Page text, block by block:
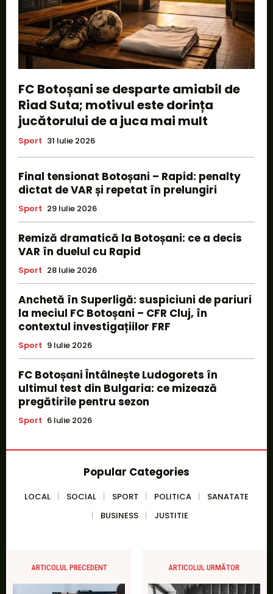
FC Botoșani se desparte amiabil de
Riad Suta; motivul este dorința
jucătorului de a juca mai mult
Sport 31 Iulie 2026
Final tensionat Botoșani – Rapid: penalty
dictat de VAR și repetat în prelungiri
Sport 29 Iulie 2026
Remiză dramatică la Botoșani: ce a decis
VAR în duelul cu Rapid
Sport 28 Iulie 2026
Anchetă în Superligă: suspiciuni de pariuri
la meciul FC Botoșani – CFR Cluj, în
contextul investigațiilor FRF
Sport 9 Iulie 2026
FC Botoșani Întâlnește Ludogorets în
ultimul test din Bulgaria: ce mizează
pregătirile pentru sezon
Sport 6 Iulie 2026
Popular Categories
LOCAL SOCIAL SPORT POLITICA
SANATATE
BUSINESS
JUSTITIE
ARTICOLUL PRECEDENT ARTICOLUL URMĂTOR